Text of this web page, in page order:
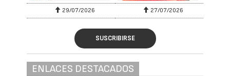
29/07/2026 27/07/2026
SUSCRIBIRSE
ENLACES DESTACADOS